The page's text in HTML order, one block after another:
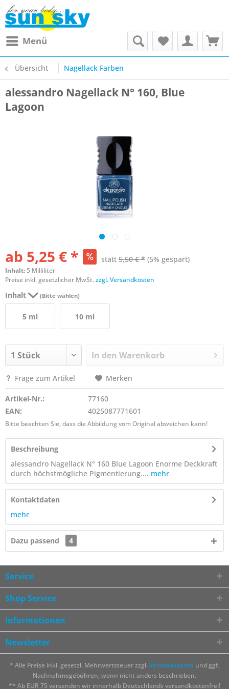
Menü
Übersicht Nagellack Farben
alessandro Nagellack N° 160, Blue
Lagoon
ab 5,25 € * statt 5,50 € * (5% gespart)
Inhalt: 5 Milliliter
Preise inkl. gesetzlicher MwSt.zzgl. Versandkosten
Inhalt (Bitte wählen)
5 ml 10 ml
In den Warenkorb
Frage zum Artikel Merken
Artikel-Nr.:
77160
EAN:
4025087771601
Bitte beachten Sie, dass die Abbildung vom Original abweichen kann!
Beschreibung
alessandro Nagellack N° 160 Blue Lagoon Enorme Deckkraft
durch höchstmögliche Pigmentierung.... mehr
Kontaktdaten
mehr
Dazu passend 4
Service
Shop Service
Informationen
Newsletter
* Alle Preise inkl. gesetzl. Mehrwertsteuer zzgl. Versandkosten und ggf.
Nachnahmegebühren, wenn nicht anders beschrieben.
** Ab EUR 75 versenden wir innerhalb Deutschlands versandkostenfrei!